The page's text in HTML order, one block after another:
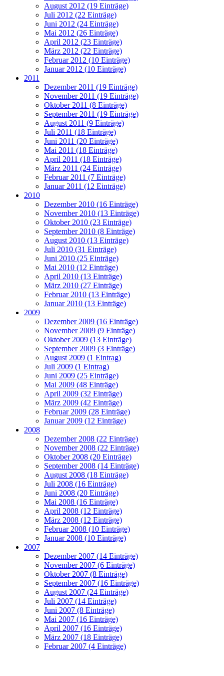
August 2012 (19 Einträge)
Juli 2012 (22 Einträge)
Juni 2012 (24 Einträge)
Mai 2012 (26 Einträge)
April 2012 (23 Einträge)
März 2012 (22 Einträge)
Februar 2012 (10 Einträge)
Januar 2012 (10 Einträge)
2011
Dezember 2011 (19 Einträge)
November 2011 (19 Einträge)
Oktober 2011 (8 Einträge)
September 2011 (19 Einträge)
August 2011 (9 Einträge)
Juli 2011 (18 Einträge)
Juni 2011 (20 Einträge)
Mai 2011 (18 Einträge)
April 2011 (18 Einträge)
März 2011 (24 Einträge)
Februar 2011 (7 Einträge)
Januar 2011 (12 Einträge)
2010
Dezember 2010 (16 Einträge)
November 2010 (13 Einträge)
Oktober 2010 (23 Einträge)
September 2010 (8 Einträge)
August 2010 (13 Einträge)
Juli 2010 (31 Einträge)
Juni 2010 (25 Einträge)
Mai 2010 (12 Einträge)
April 2010 (13 Einträge)
März 2010 (27 Einträge)
Februar 2010 (13 Einträge)
Januar 2010 (13 Einträge)
2009
Dezember 2009 (16 Einträge)
November 2009 (9 Einträge)
Oktober 2009 (13 Einträge)
September 2009 (3 Einträge)
August 2009 (1 Eintrag)
Juli 2009 (1 Eintrag)
Juni 2009 (25 Einträge)
Mai 2009 (48 Einträge)
April 2009 (32 Einträge)
März 2009 (42 Einträge)
Februar 2009 (28 Einträge)
Januar 2009 (12 Einträge)
2008
Dezember 2008 (22 Einträge)
November 2008 (22 Einträge)
Oktober 2008 (20 Einträge)
September 2008 (14 Einträge)
August 2008 (18 Einträge)
Juli 2008 (16 Einträge)
Juni 2008 (20 Einträge)
Mai 2008 (16 Einträge)
April 2008 (12 Einträge)
März 2008 (12 Einträge)
Februar 2008 (10 Einträge)
Januar 2008 (10 Einträge)
2007
Dezember 2007 (14 Einträge)
November 2007 (6 Einträge)
Oktober 2007 (8 Einträge)
September 2007 (16 Einträge)
August 2007 (24 Einträge)
Juli 2007 (14 Einträge)
Juni 2007 (8 Einträge)
Mai 2007 (16 Einträge)
April 2007 (16 Einträge)
März 2007 (18 Einträge)
Februar 2007 (4 Einträge)